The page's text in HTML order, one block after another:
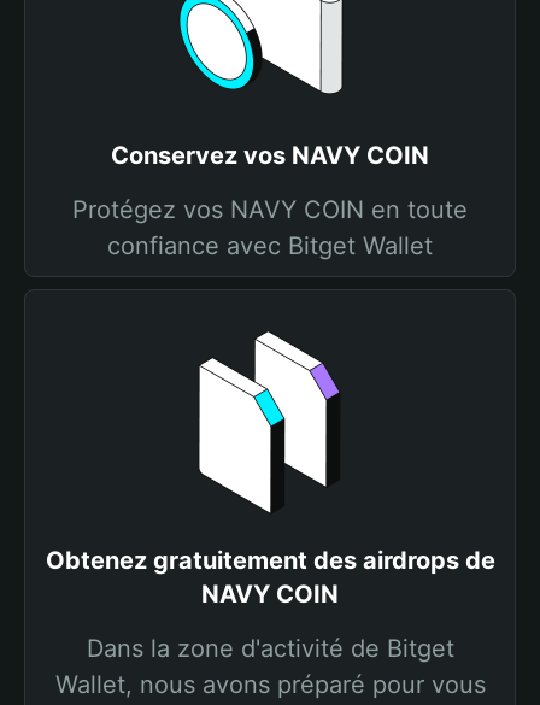
Conservez vos NAVY COIN
Protégez vos NAVY COIN en toute
confiance avec Bitget Wallet
Obtenez gratuitement des airdrops de
NAVY COIN
Dans la zone d'activité de Bitget
Wallet, nous avons préparé pour vous